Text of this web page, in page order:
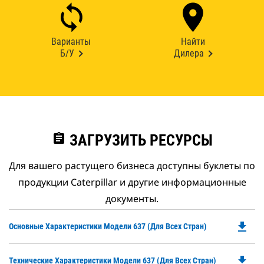
Варианты
Б/У
Найти
Дилера
assignment ЗАГРУЗИТЬ РЕСУРСЫ
Для вашего растущего бизнеса доступны буклеты по
продукции Caterpillar и другие информационные
документы.
Основные Характеристики Модели 637 (для Всех Стран) file_download
Технические Характеристики Модели 637 (для Всех Стран) file_download